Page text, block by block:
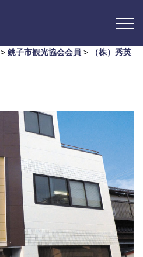
> 銚子市観光協会会員 >
（株）秀英